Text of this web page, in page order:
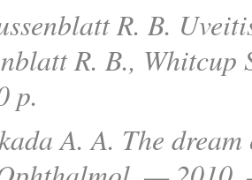
R. B.
R. B.,
p.
A. A. The